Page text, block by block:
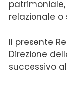
relazionale o
Il presente
Direzione
successivo